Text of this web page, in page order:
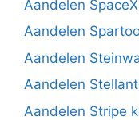
Aandelen
Aandelen
Aandelen
Aandelen
Aandelen Stripe